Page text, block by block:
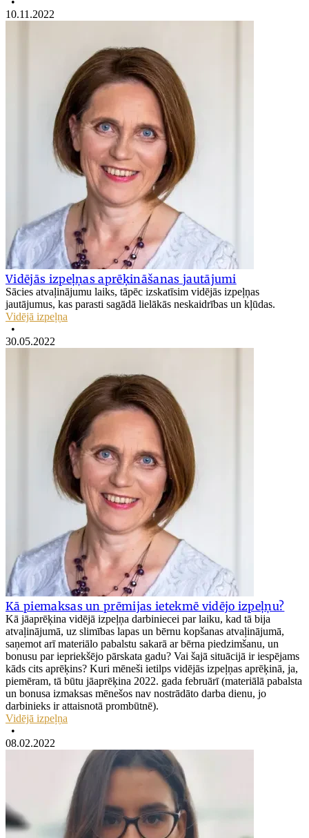
10.11.2022
Vidējās izpeļņas aprēķināšanas jautājumi
Sācies atvaļinājumu laiks, tāpēc izskatīsim vidējās izpeļņas
jautājumus, kas parasti sagādā lielākās neskaidrības un kļūdas.
Vidējā izpeļņa
•
30.05.2022
Kā piemaksas un prēmijas ietekmē vidējo izpeļņu?
Kā jāaprēķina vidējā izpeļņa darbiniecei par laiku, kad tā bija
atvaļinājumā, uz slimības lapas un bērnu kopšanas atvaļinājumā,
saņemot arī materiālo pabalstu sakarā ar bērna piedzimšanu, un
bonusu par iepriekšējo pārskata gadu? Vai šajā situācijā ir iespējams
kāds cits aprēķins? Kuri mēneši ietilps vidējās izpeļņas aprēķinā, ja,
piemēram, tā būtu jāaprēķina 2022. gada februārī (materiālā pabalsta
un bonusa izmaksas mēnešos nav nostrādāto darba dienu, jo
darbinieks ir attaisnotā prombūtnē).
Vidējā izpeļņa
•
08.02.2022